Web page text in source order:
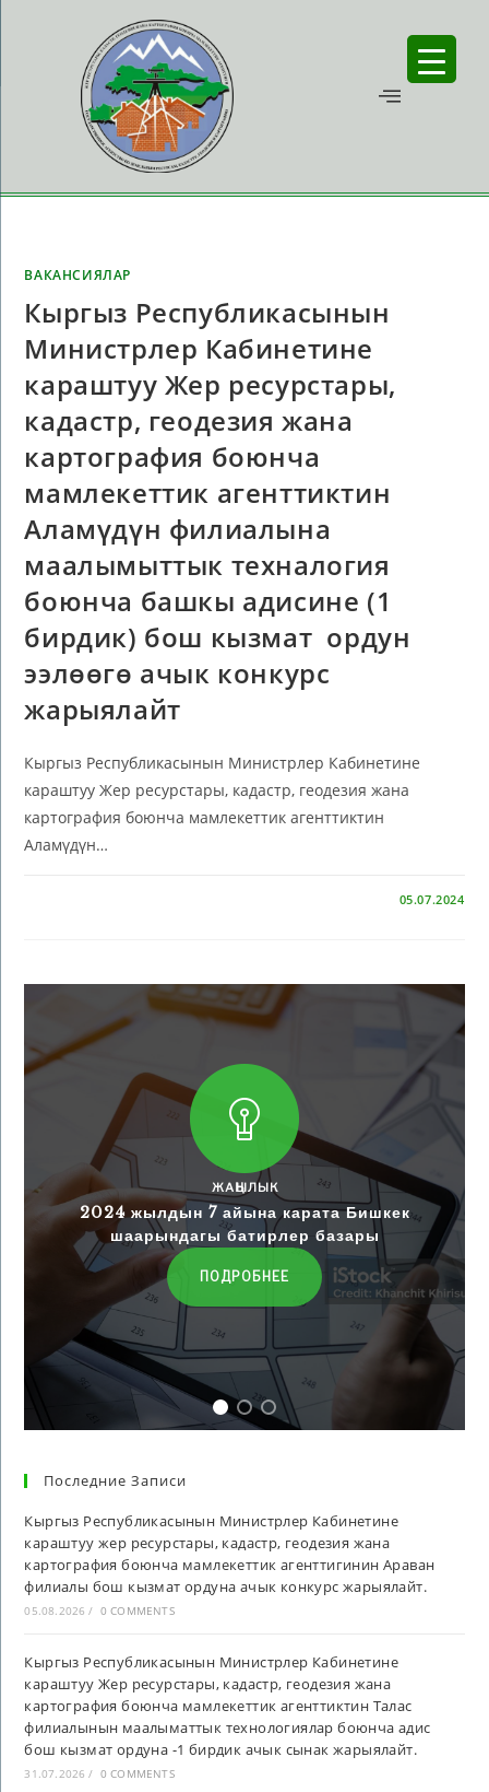
ВАКАНСИЯЛАР
Кыргыз Республикасынын
Министрлер Кабинетине
караштуу Жер ресурстары,
кадастр, геодезия жана
картография боюнча
мамлекеттик агенттиктин
Аламүдүн филиалына
маалымыттык техналогия
боюнча башкы адисине (1
бирдик) бош кызмат ордун
ээлөөгө ачык конкурс
жарыялайт
Кыргыз Республикасынын Министрлер Кабинетине
караштуу Жер ресурстары, кадастр, геодезия жана
картография боюнча мамлекеттик агенттиктин
Аламүдүн…
05.07.2024
ЖАҢЫЛЫК
2024 жылдын 7 айына карата Бишкек
шаарындагы батирлер базары
ПОДРОБНЕЕ
Последние Записи
Кыргыз Республикасынын Министрлер Кабинетине
караштуу жер ресурстары, кадастр, геодезия жана
картография боюнча мамлекеттик агенттигинин Араван
филиалы бош кызмат ордуна ачык конкурс жарыялайт.
05.08.2026 / 0 COMMENTS
Кыргыз Республикасынын Министрлер Кабинетине
караштуу Жер ресурстары, кадастр, геодезия жана
картография боюнча мамлекеттик агенттиктин Талас
филиалынын маалыматтык технологиялар боюнча адис
бош кызмат ордуна -1 бирдик ачык сынак жарыялайт.
31.07.2026 / 0 COMMENTS